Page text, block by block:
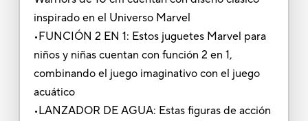
inspirado en el Universo Marvel
•FUNCIÓN 2 EN 1: Estos juguetes Marvel para
niños y niñas cuentan con función 2 en 1,
combinando el juego imaginativo con el juego
acuático
•LANZADOR DE AGUA: Estas figuras de acción